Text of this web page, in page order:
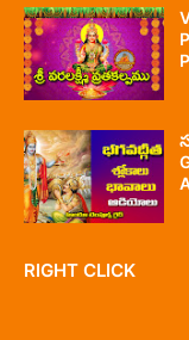
RIGHT CLICK